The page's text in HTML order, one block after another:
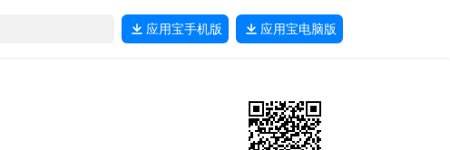
应用宝手机版 应用宝电脑版